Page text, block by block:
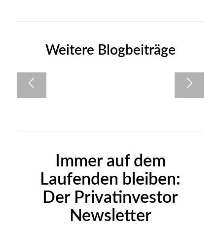
Weitere Blogbeiträge
Immer auf dem
Laufenden bleiben:
Der Privatinvestor
Newsletter